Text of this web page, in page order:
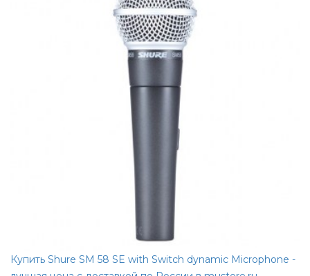
Купить Shure SM 58 SE with Switch dynamic Microphone -